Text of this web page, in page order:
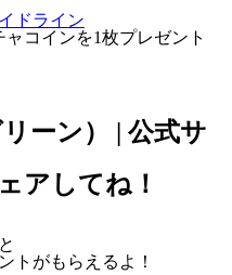
ドライン
ャコインを1枚プレゼント
ーン） | 公式サ
アしてね！
ト がもらえるよ！